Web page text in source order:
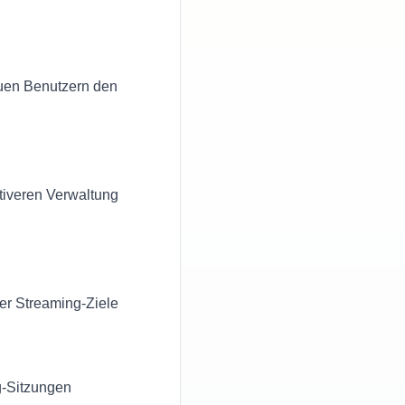
Benutzern den
Verwaltung
Streaming-Ziele
Sitzungen